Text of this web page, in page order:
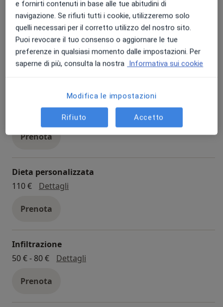
Prima visita ortopedica
130 € - 160 €
Dettagliprima visita ortopedica
Prenota
Visita ortopedica di controllo
Dettagli visita ortopedica di controllo
Prenota
Dieta personalizzata
110 €
Dettagli
Prenota
Infiltrazione
50 € - 80 €
Dettagli
Prenota
e fornirti contenuti in base alle tue abitudini di
navigazione. Se rifiuti tutti i cookie, utilizzeremo solo
quelli necessari per il corretto utilizzo del nostro sito.
Puoi revocare il tuo consenso o aggiornare le tue
preferenze in qualsiasi momento dalle impostazioni. Per
saperne di più, consulta la nostra Informativa sui cookie
Modifica le impostazioni
Rifiuto Accetto